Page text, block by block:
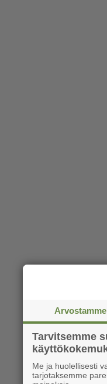
Tarvitsemme
Me ja huolellisesti
tarjotaksemme